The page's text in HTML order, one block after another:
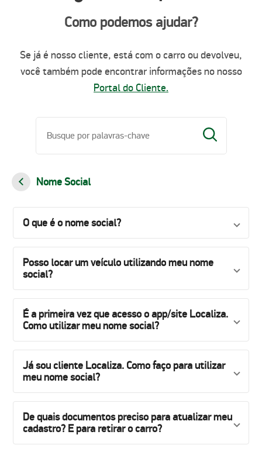
Como podemos ajudar?
Se já é nosso cliente, está com o carro ou devolveu,
você também pode encontrar informações no nosso
Portal do Cliente.
Nome Social
O que é o nome social?
Posso locar um veículo utilizando meu nome
social?
É a primeira vez que acesso o app/site Localiza.
Como utilizar meu nome social?
Já sou cliente Localiza. Como faço para utilizar
meu nome social?
De quais documentos preciso para atualizar meu
cadastro? E para retirar o carro?